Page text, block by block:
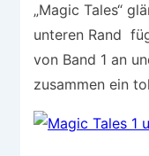
„Magic Tales“
unteren Rand
von Band 1 an
zusammen ein